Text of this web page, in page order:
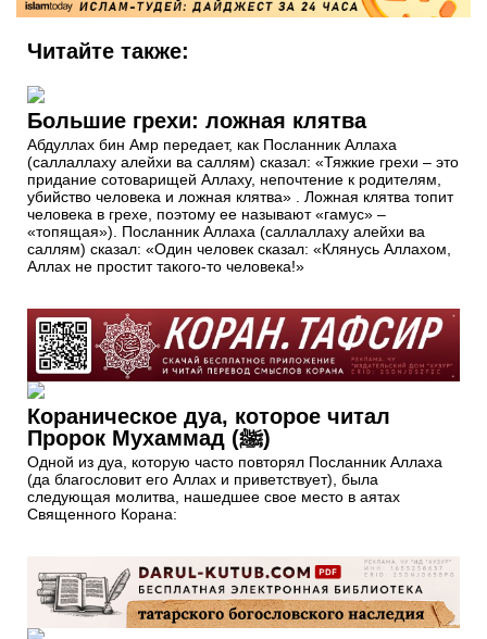
Читайте также:
Большие грехи: ложная клятва
Абдуллах бин Амр передает, как Посланник Аллаха
(саллаллаху алейхи ва саллям) сказал: «Тяжкие грехи – это
придание сотоварищей Аллаху, непочтение к родителям,
убийство человека и ложная клятва» . Ложная клятва топит
человека в грехе, поэтому ее называют «гамус» –
«топящая»). Посланник Аллаха (саллаллаху алейхи ва
саллям) сказал: «Один человек сказал: «Клянусь Аллахом,
Аллах не простит такого-то человека!»
Кораническое дуа, которое читал
Пророк Мухаммад (ﷺ)
Одной из дуа, которую часто повторял Посланник Аллаха
(да благословит его Аллах и приветствует), была
следующая молитва, нашедшее свое место в аятах
Священного Корана: